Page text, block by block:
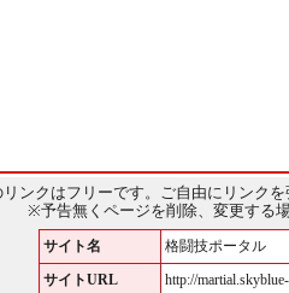
ンクはフリーです。ご自由にリンク
※予告無くページを削除、変更する
サイト名 格闘技ポータル
サイトURL http://